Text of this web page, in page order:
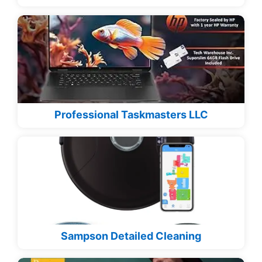
Professional Taskmasters LLC
Sampson Detailed Cleaning